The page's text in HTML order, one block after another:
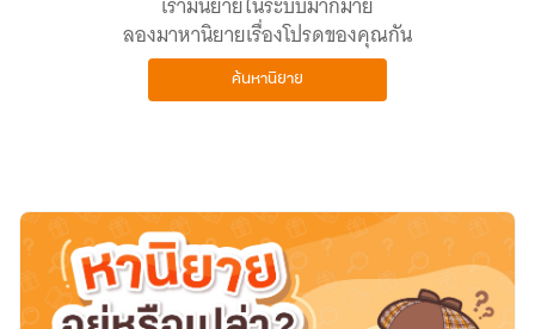
ลองมาหานิยายเรื่องโปรดของคุณกัน
ค้นหานิยาย